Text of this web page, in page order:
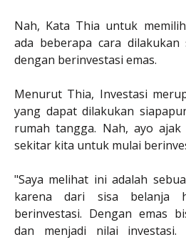
Nah, Kata Thia untuk
ada beberapa cara dilakukan
dengan berinvestasi emas.
Menurut Thia, Investasi
yang dapat dilakukan
rumah tangga. Nah, ayo
sekitar kita untuk mulai
"Saya melihat ini adalah
karena dari sisa belanja
berinvestasi. Dengan emas
dan menjadi nilai investasi.